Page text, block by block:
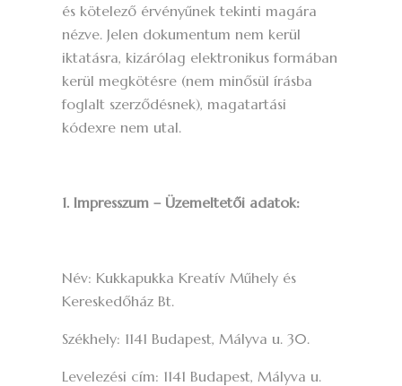
és kötelező érvényűnek tekinti magára
nézve. Jelen dokumentum nem kerül
iktatásra, kizárólag elektronikus formában
kerül megkötésre (nem minősül írásba
foglalt szerződésnek), magatartási
kódexre nem utal.
1. Impresszum – Üzemeltetői adatok:
Név: Kukkapukka Kreatív Műhely és
Kereskedőház Bt.
Székhely: 1141 Budapest, Mályva u. 30.
Levelezési cím: 1141 Budapest, Mályva u.